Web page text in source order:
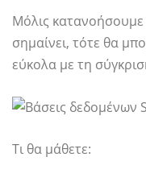
Μόλις κατανοήσουμε
σημαίνει, τότε θα
εύκολα με τη
Τι θα μάθετε: